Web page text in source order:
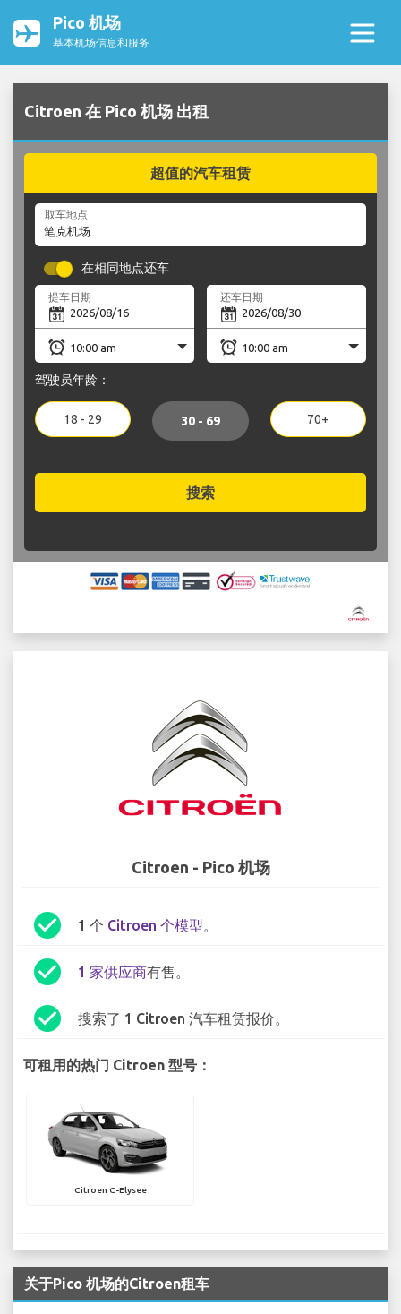
Pico 机场
基本机场信息和服务
Citroen 在 Pico 机场 出租
超值的汽车租赁
取车地点
在相同地点还车
提车日期 还车日期
驾驶员年龄：
18 - 29 30 - 69 70+
搜索
Citroen - Pico 机场
check_circle 1 个 Citroen 个模型。
check_circle 1 家供应商有售。
check_circle 搜索了 1 Citroen 汽车租赁报价。
可租用的热门 Citroen 型号：
Citroen C-Elysee
关于Pico 机场的Citroen租车